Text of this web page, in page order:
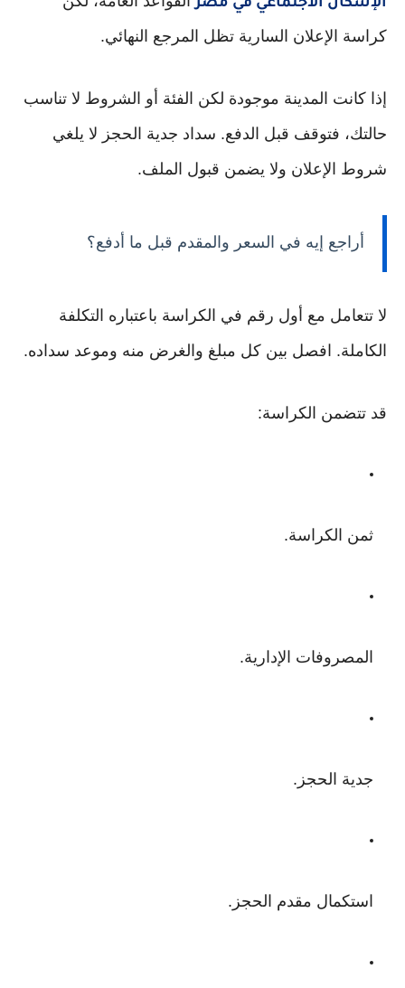
الإسكان الاجتماعي في مصر
كراسة الإعلان السارية تظل المرجع النهائي.
إذا كانت المدينة موجودة لكن الفئة أو الشروط لا تناسب
حالتك، فتوقف قبل الدفع. سداد جدية الحجز لا يلغي
شروط الإعلان ولا يضمن قبول الملف.
أراجع إيه في السعر والمقدم قبل ما أدفع؟
لا تتعامل مع أول رقم في الكراسة باعتباره التكلفة
الكاملة. افصل بين كل مبلغ والغرض منه وموعد سداده.
قد تتضمن الكراسة:
ثمن الكراسة.
المصروفات الإدارية.
جدية الحجز.
استكمال مقدم الحجز.